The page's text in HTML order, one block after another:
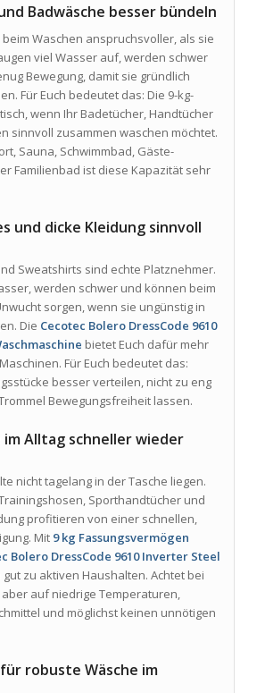
Badwäsche besser bündeln
Waschen anspruchsvoller, als sie
viel Wasser auf, werden schwer
Bewegung, damit sie gründlich
Für Euch bedeutet das: Die 9-kg-
wenn Ihr Badetücher, Handtücher
sinnvoll zusammen waschen möchtet.
Sauna, Schwimmbad, Gäste-
Familienbad ist diese Kapazität sehr
und dicke Kleidung sinnvoll
Sweatshirts sind echte Platznehmer.
werden schwer und können beim
sorgen, wenn sie ungünstig in
Die Cecotec Bolero DressCode 9610
bietet Euch dafür mehr
Für Euch bedeutet das:
besser verteilen, nicht zu eng
Bewegungsfreiheit lassen.
im Alltag schneller wieder
nicht tagelang in der Tasche liegen.
Sporthandtücher und
profitieren von einer schnellen,
Mit 9 kg Fassungsvermögen
Bolero DressCode 9610 Inverter Steel
gut zu aktiven Haushalten. Achtet bei
auf niedrige Temperaturen,
und möglichst keinen unnötigen
robuste Wäsche im